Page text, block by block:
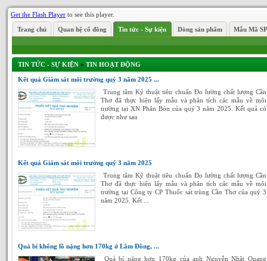
Get the Flash Player to see this player.
Trang chủ Quan hệ cổ đông Tin tức - Sự kiện Dòng sản phẩm Mẫu Mã SP
TIN TỨC - SỰ KIỆN » TIN HOẠT ĐỘNG
Kết quả Giám sát môi trường quý 3 năm 2025 ...
Trung tâm Kỹ thuật tiêu chuẩn Đo lường chất lượng Cần
Thơ đã thực hiện lấy mẫu và phân tích các mẫu về môi
trường tại XN Phân Bón của quý 3 năm 2025. Kết quả có
được như sau
Kết quả Giám sát môi trường quý 3 năm 2025
Trung tâm Kỹ thuật tiêu chuẩn Đo lường chất lượng Cần
Thơ đã thực hiện lấy mẫu và phân tích các mẫu về môi
trường tại Công ty CP Thuốc sát trùng Cần Thơ của quý 3
năm 2025. Kết ...
Quả bí khổng lồ nặng hơn 170kg ở Lâm Đồng, ...
Quả bí nặng hơn 170kg của anh Nguyễn Nhật Quang